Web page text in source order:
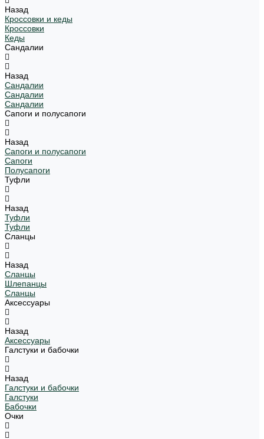
Назад
Кроссовки и кеды
Кроссовки
Кеды
Сандалии
Назад
Сандалии
Сандалии
Сандалии
Сапоги и полусапоги
Назад
Сапоги и полусапоги
Сапоги
Полусапоги
Туфли
Назад
Туфли
Туфли
Сланцы
Назад
Сланцы
Шлепанцы
Сланцы
Аксессуары
Назад
Аксессуары
Галстуки и бабочки
Назад
Галстуки и бабочки
Галстуки
Бабочки
Очки